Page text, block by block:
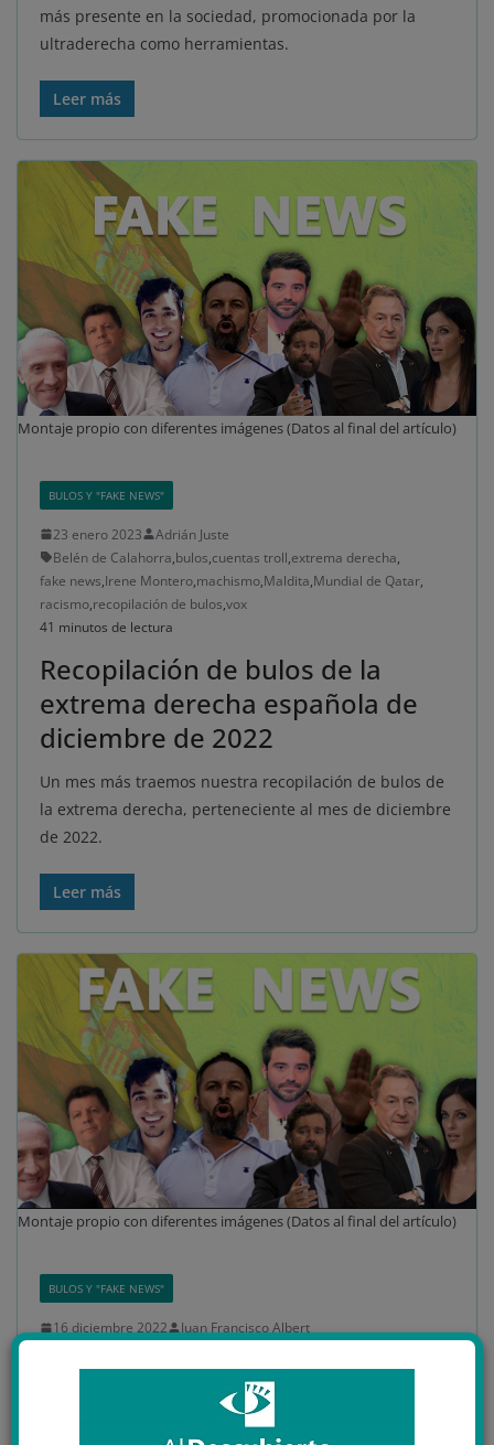
más presente en la sociedad, promocionada por la
ultraderecha como herramientas.
Leer más
Montaje propio con diferentes imágenes (Datos al final del artículo)
BULOS Y "FAKE NEWS"
23 enero 2023
Adrián Juste
Belén de Calahorra,bulos,cuentas troll,extrema derecha,
fake news,Irene Montero,machismo,Maldita,Mundial de Qatar,
racismo,recopilación de bulos,vox
41 minutos de lectura
Recopilación de bulos de la
extrema derecha española de
diciembre de 2022
Un mes más traemos nuestra recopilación de bulos de
la extrema derecha, perteneciente al mes de diciembre
de 2022.
Leer más
Montaje propio con diferentes imágenes (Datos al final del artículo)
BULOS Y "FAKE NEWS"
16 diciembre 2022
Juan Francisco Albert
elecciones Brasil,españa,europa,extrema derecha,fake news,
recopilación de bulos
recopilación de bulos de la extrema derecha